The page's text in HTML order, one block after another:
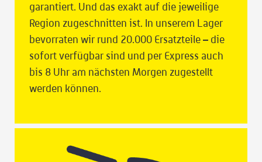
garantiert. Und das exakt auf die jeweilige
Region zugeschnitten ist. In unserem Lager
bevorraten wir rund 20.000 Ersatzteile – die
sofort verfügbar sind und per Express auch
bis 8 Uhr am nächsten Morgen zugestellt
werden können.